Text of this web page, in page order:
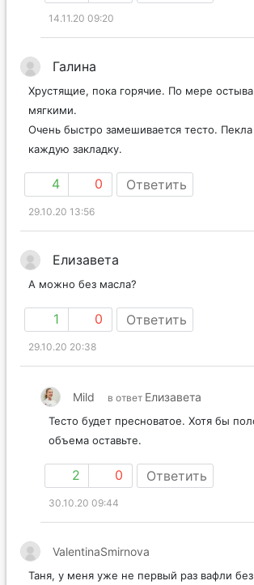
14.11.20 09:20
Галина
Хрустящие, пока горячие. По мере
мягкими.
Очень быстро замешивается тесто.
каждую закладку.
4 0 Ответить
29.10.20 13:56
Елизавета
А можно без масла?
1 0 Ответить
29.10.20 20:38
Mild в ответ Елизавета
Тесто будет пресноватое. Хотя бы
объема оставьте.
2 0 Ответить
30.10.20 09:44
ValentinaSmirnova
Таня, у меня уже не первый раз вафли без